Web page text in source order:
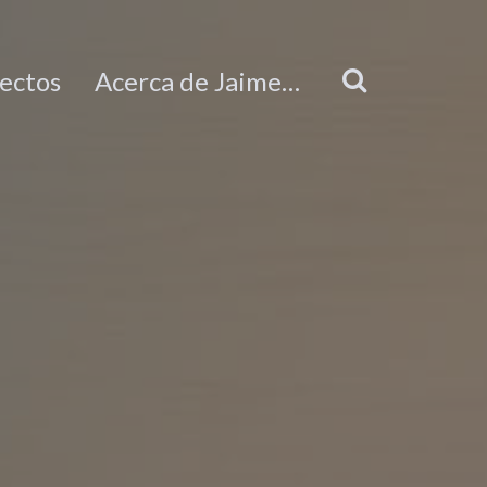
Acerca de Jaime…